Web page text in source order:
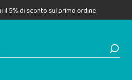
il 5% di sconto sul primo ordine